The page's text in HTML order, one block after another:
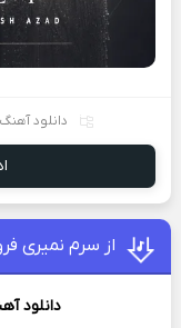
دانلود
از سرم نمیری
دانلود